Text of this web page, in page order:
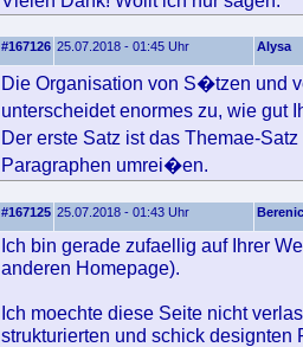
#167126 25.07.2018 - 01:45 Uhr Alysa
Die Organisation von S�tzen und
unterscheidet enormes zu, wie
Der erste Satz ist das Themae-
Paragraphen umrei�en.
#167125 25.07.2018 - 01:43 Uhr
Ich bin gerade zufaellig auf Ihrer
anderen Homepage).
Ich moechte diese Seite nicht
strukturierten und schick designten